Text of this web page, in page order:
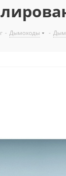
- Дымоходы -